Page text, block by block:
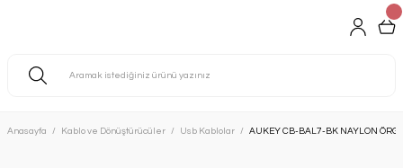
Anasayfa Kablo ve Dönüştürücüler Usb Kablolar AUKEY CB-BAL7-BK NAYLON